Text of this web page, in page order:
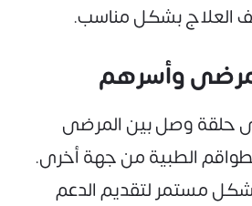
العلاج بشكل مناسب.
حلقة وصل بين المرضى
الطبية من جهة أخرى.
مستمر لتقديم الدعم